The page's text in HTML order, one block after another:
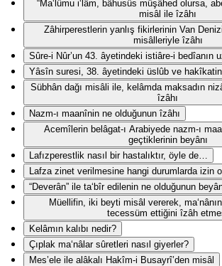
“Ma‘lûmu i‘lâm, bâhusûs müşâhed olursa,
misâl ile îzâhı
Zâhirperestlerin yanlış fikirlerinin Van
misâlleriyle îzâhı
Sûre-i Nûr’un 43. âyetindeki istiâre-i bedîanın
Yâsîn suresi, 38. âyetindeki üslûb ve
Sübhân dağı misâli ile, kelâmda maksadın
îzâhı
Nazm-ı maanînin ne olduğunun îzâhı
Acemîlerin belâgat-ı Arabiyede nazm-ı
geçtiklerinin beyânı
Lafızperestlik nasıl bir hastalıktır, öyle de…
Lafza zinet verilmesine hangi durumlarda izin
“Deverân” ile ta‘bîr edilenin ne olduğunun
Müellifin, iki beyti misâl vererek,
tecessüm ettiğini îzâh
Kelâmın kalıbı nedir?
Çıplak ma‘nâlar sûretleri nasıl giyerler?
Mes’ele ile alâkalı Hakîm-i Busayrî’den misâl